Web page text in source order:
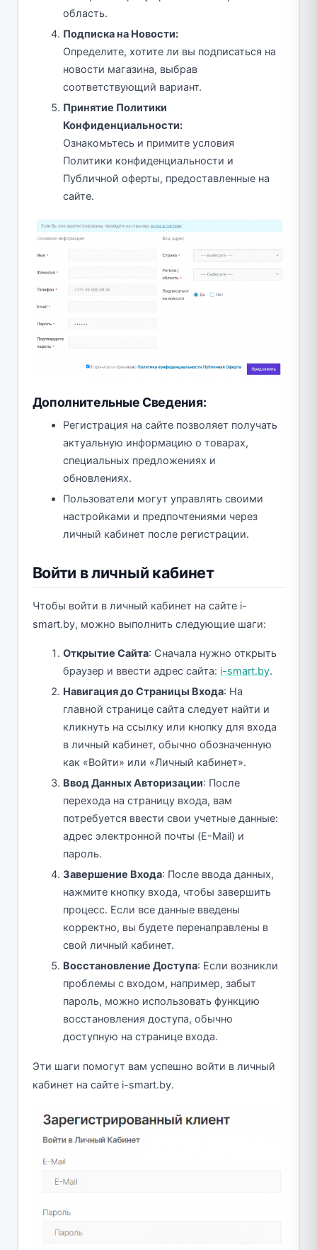
область.
Подписка на Новости:
Определите, хотите ли вы подписаться на
новости магазина, выбрав
соответствующий вариант.
Принятие Политики
Конфиденциальности:
Ознакомьтесь и примите условия
Политики конфиденциальности и
Публичной оферты, предоставленные на
сайте.
Дополнительные Сведения:
Регистрация на сайте позволяет получать
актуальную информацию о товарах,
специальных предложениях и
обновлениях.
Пользователи могут управлять своими
настройками и предпочтениями через
личный кабинет после регистрации.
Войти в личный кабинет
Чтобы войти в личный кабинет на сайте i-
smart.by, можно выполнить следующие шаги:
Открытие Сайта: Сначала нужно открыть
браузер и ввести адрес сайта: i-smart.by.
Навигация до Страницы Входа: На
главной странице сайта следует найти и
кликнуть на ссылку или кнопку для входа
в личный кабинет, обычно обозначенную
как «Войти» или «Личный кабинет».
Ввод Данных Авторизации: После
перехода на страницу входа, вам
потребуется ввести свои учетные данные:
адрес электронной почты (E-Mail) и
пароль.
Завершение Входа: После ввода данных,
нажмите кнопку входа, чтобы завершить
процесс. Если все данные введены
корректно, вы будете перенаправлены в
свой личный кабинет.
Восстановление Доступа: Если возникли
проблемы с входом, например, забыт
пароль, можно использовать функцию
восстановления доступа, обычно
доступную на странице входа.
Эти шаги помогут вам успешно войти в личный
кабинет на сайте i-smart.by.